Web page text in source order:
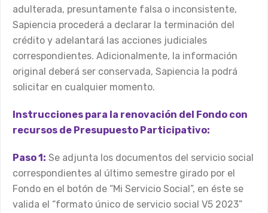
adulterada, presuntamente falsa o inconsistente,
Sapiencia procederá a declarar la terminación del
crédito y adelantará las acciones judiciales
correspondientes. Adicionalmente, la información
original deberá ser conservada, Sapiencia la podrá
solicitar en cualquier momento.
Instrucciones para la renovación del Fondo con
recursos de Presupuesto Participativo:
Paso 1: Se adjunta los documentos del servicio social
correspondientes al último semestre girado por el
Fondo en el botón de “Mi Servicio Social”, en éste se
valida el “formato único de servicio social V5 2023”